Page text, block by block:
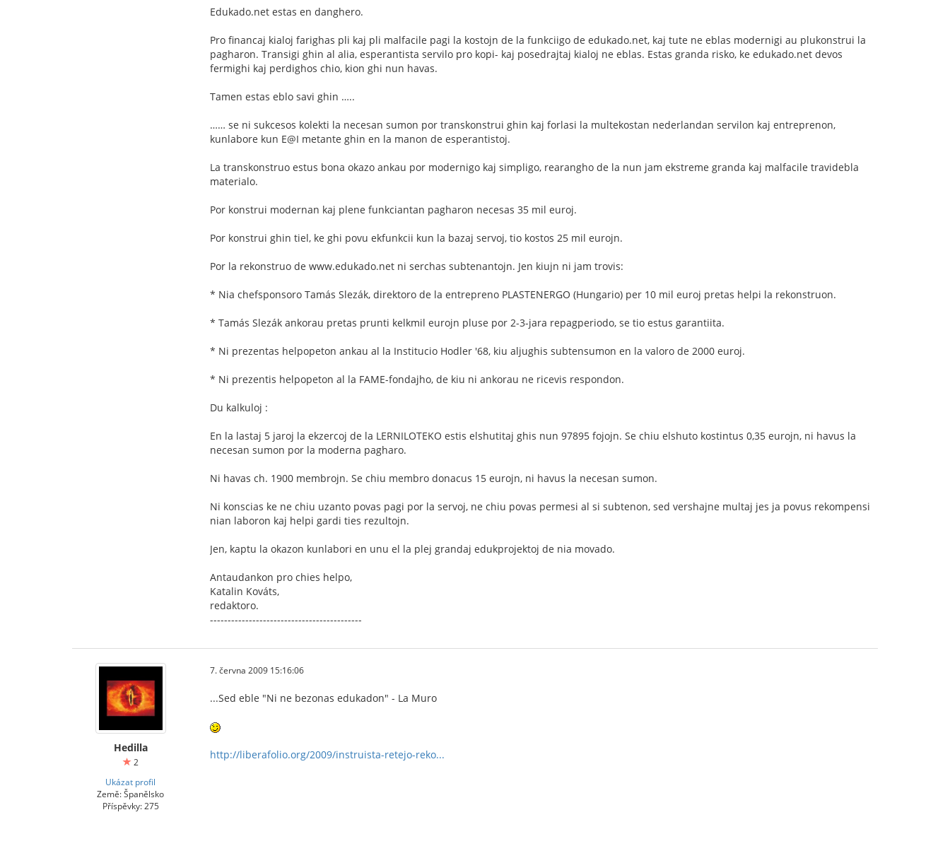
Edukado.net estas en danghero.
Pro financaj kialoj farighas pli kaj pli malfacile pagi la kostojn de la funkciigo de edukado.net, kaj tute ne eblas modernigi au plukonstrui la
pagharon. Transigi ghin al alia, esperantista servilo pro kopi- kaj posedrajtaj kialoj ne eblas. Estas granda risko, ke edukado.net devos
fermighi kaj perdighos chio, kion ghi nun havas.
Tamen estas eblo savi ghin …..
…… se ni sukcesos kolekti la necesan sumon por transkonstrui ghin kaj forlasi la multekostan nederlandan servilon kaj entreprenon,
kunlabore kun E@I metante ghin en la manon de esperantistoj.
La transkonstruo estus bona okazo ankau por modernigo kaj simpligo, rearangho de la nun jam ekstreme granda kaj malfacile travidebla
materialo.
Por konstrui modernan kaj plene funkciantan pagharon necesas 35 mil euroj.
Por konstrui ghin tiel, ke ghi povu ekfunkcii kun la bazaj servoj, tio kostos 25 mil eurojn.
Por la rekonstruo de www.edukado.net ni serchas subtenantojn. Jen kiujn ni jam trovis:
* Nia chefsponsoro Tamás Slezák, direktoro de la entrepreno PLASTENERGO (Hungario) per 10 mil euroj pretas helpi la rekonstruon.
* Tamás Slezák ankorau pretas prunti kelkmil eurojn pluse por 2-3-jara repagperiodo, se tio estus garantiita.
* Ni prezentas helpopeton ankau al la Institucio Hodler '68, kiu aljughis subtensumon en la valoro de 2000 euroj.
* Ni prezentis helpopeton al la FAME-fondajho, de kiu ni ankorau ne ricevis respondon.
Du kalkuloj :
En la lastaj 5 jaroj la ekzercoj de la LERNILOTEKO estis elshutitaj ghis nun 97895 fojojn. Se chiu elshuto kostintus 0,35 eurojn, ni havus la
necesan sumon por la moderna pagharo.
Ni havas ch. 1900 membrojn. Se chiu membro donacus 15 eurojn, ni havus la necesan sumon.
Ni konscias ke ne chiu uzanto povas pagi por la servoj, ne chiu povas permesi al si subtenon, sed vershajne multaj jes ja povus rekompensi
nian laboron kaj helpi gardi ties rezultojn.
Jen, kaptu la okazon kunlabori en unu el la plej grandaj edukprojektoj de nia movado.
Antaudankon pro chies helpo,
Katalin Kováts,
redaktoro.
-------------------------------------------
Hedilla
2
Ukázat profil
Země: Španělsko
Příspěvky: 275
7. června 2009 15:16:06
...Sed eble "Ni ne bezonas edukadon" - La Muro
http://liberafolio.org/2009/instruista-retejo-reko...